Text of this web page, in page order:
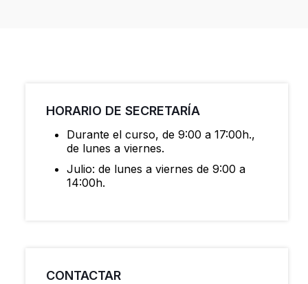
HORARIO DE SECRETARÍA
Durante el curso, de 9:00 a 17:00h.,
de lunes a viernes.
Julio: de lunes a viernes de 9:00 a
14:00h.
CONTACTAR